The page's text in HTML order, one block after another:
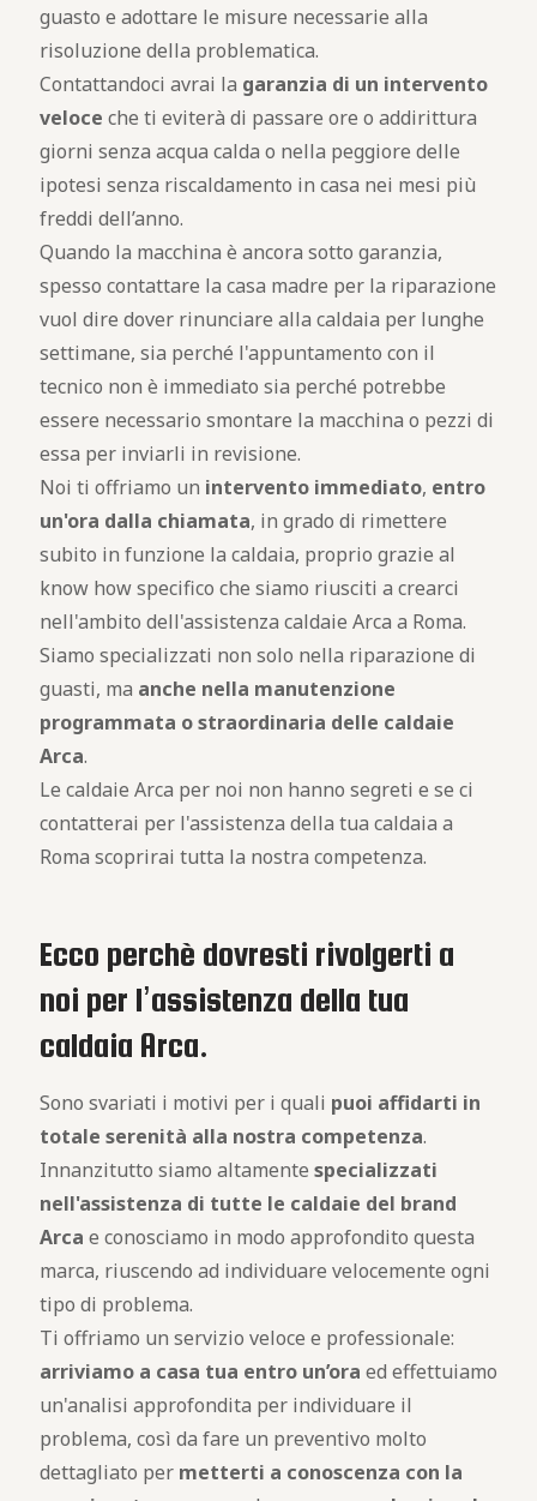
guasto e adottare le misure necessarie alla
risoluzione della problematica.
Contattandoci avrai la garanzia di un intervento
veloce che ti eviterà di passare ore o addirittura
giorni senza acqua calda o nella peggiore delle
ipotesi senza riscaldamento in casa nei mesi più
freddi dell’anno.
Quando la macchina è ancora sotto garanzia,
spesso contattare la casa madre per la riparazione
vuol dire dover rinunciare alla caldaia per lunghe
settimane, sia perché l'appuntamento con il
tecnico non è immediato sia perché potrebbe
essere necessario smontare la macchina o pezzi di
essa per inviarli in revisione.
Noi ti offriamo un intervento immediato, entro
un'ora dalla chiamata, in grado di rimettere
subito in funzione la caldaia, proprio grazie al
know how specifico che siamo riusciti a crearci
nell'ambito dell'assistenza caldaie Arca a Roma.
Siamo specializzati non solo nella riparazione di
guasti, ma anche nella manutenzione
programmata o straordinaria delle caldaie
Arca.
Le caldaie Arca per noi non hanno segreti e se ci
contatterai per l'assistenza della tua caldaia a
Roma scoprirai tutta la nostra competenza.
Ecco perchè dovresti rivolgerti a
noi per l’assistenza della tua
caldaia Arca.
Sono svariati i motivi per i quali puoi affidarti in
totale serenità alla nostra competenza.
Innanzitutto siamo altamente specializzati
nell'assistenza di tutte le caldaie del brand
Arca e conosciamo in modo approfondito questa
marca, riuscendo ad individuare velocemente ogni
tipo di problema.
Ti offriamo un servizio veloce e professionale:
arriviamo a casa tua entro un’ora ed effettuiamo
un'analisi approfondita per individuare il
problema, così da fare un preventivo molto
dettagliato per metterti a conoscenza con la